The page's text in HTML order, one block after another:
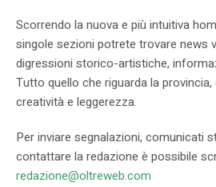
Scorrendo la nuova e più intuitiva
singole sezioni potrete trovare news
digressioni storico-artistiche,
Tutto quello che riguarda la
creatività e leggerezza.
Per inviare segnalazioni, comunicati
contattare la redazione è possibile
redazione@oltreweb.com